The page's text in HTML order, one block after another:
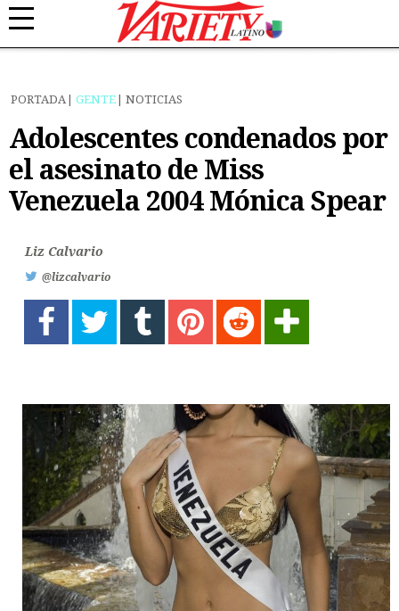
PORTADA GENTE NOTICIAS
Adolescentes condenados por
el asesinato de Miss
Venezuela 2004 Mónica Spear
Liz Calvario
@lizcalvario